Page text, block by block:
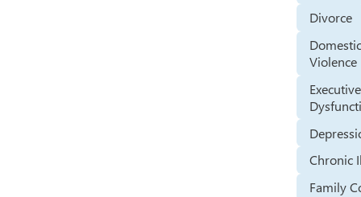
Divorce
Violence
Executive
Chronic
Family